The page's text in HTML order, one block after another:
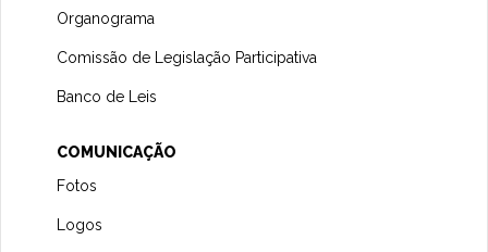
Organograma
Comissão de Legislação Participativa
Banco de Leis
COMUNICAÇÃO
Fotos
Logos